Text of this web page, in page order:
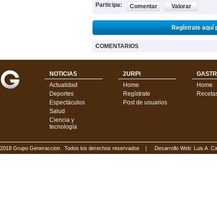
Participa: Comentar Valorar
Regístrate aquí
COMENTARIOS
NOTICIAS
Actualidad
Deportes
Espectáculos
Salud
Ciencia y
tecnología
2URPI
Home
Regístrate
Post de usuarios
Home
2018 Grupo Generaccion . Todos los derechos reservados | Desarrollo Web: Luis